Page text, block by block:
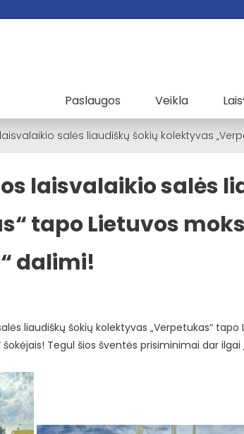
Paslaugos Veikla
salės liaudiškų šokių kolektyvas
laisvalaikio salės
tapo Lietuvos
dalimi!
liaudiškų šokių kolektyvas „Verpetukas“
šokėjais! Tegul šios šventės prisiminimai dar